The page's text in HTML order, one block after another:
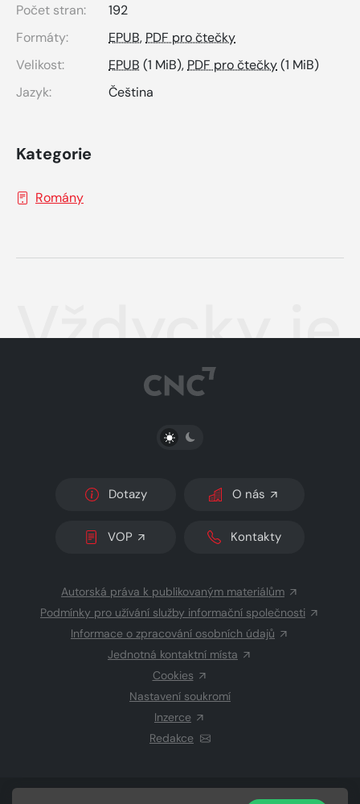
Počet stran:
192
Formáty:
EPUB, PDF pro čtečky
Velikost:
EPUB (1 MiB), PDF pro čtečky(1 MiB)
Jazyk:
Čeština
Kategorie
Romány
Vždycky
PŘEPNOUT SVĚTLÝ/TMAVÝ REŽIM
Dotazy O nás
VOP Kontakty
Autorská práva k publikovaným materiálům
Podmínky pro užívání služby informační společnosti
Informace o zpracování osobních údajů
Jednotná kontaktní místa
Cookies
Nastavení soukromí
Inzerce
Redakce